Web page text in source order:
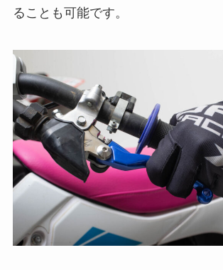
ることも可能です。